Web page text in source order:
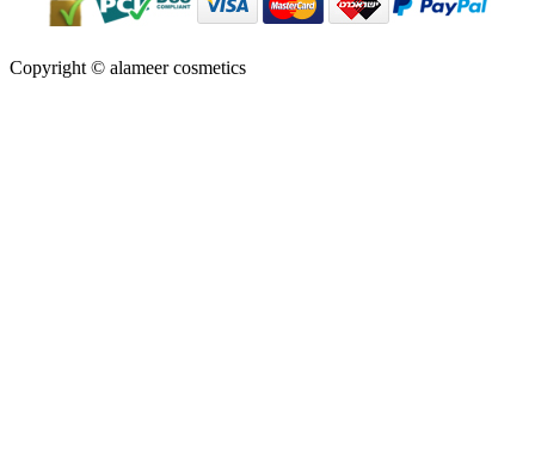
Copyright © alameer cosmetics